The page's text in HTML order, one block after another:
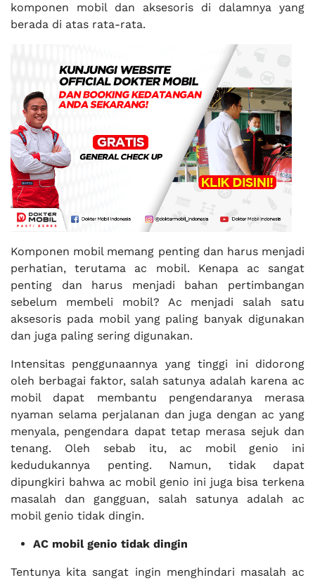
komponen mobil dan aksesoris di dalamnya yang
berada di atas rata-rata.
Komponen mobil memang penting dan harus menjadi
perhatian, terutama ac mobil. Kenapa ac sangat
penting dan harus menjadi bahan pertimbangan
sebelum membeli mobil? Ac menjadi salah satu
aksesoris pada mobil yang paling banyak digunakan
dan juga paling sering digunakan.
Intensitas penggunaannya yang tinggi ini didorong
oleh berbagai faktor, salah satunya adalah karena ac
mobil dapat membantu pengendaranya merasa
nyaman selama perjalanan dan juga dengan ac yang
menyala, pengendara dapat tetap merasa sejuk dan
tenang. Oleh sebab itu, ac mobil genio ini
kedudukannya penting. Namun, tidak dapat
dipungkiri bahwa ac mobil genio ini juga bisa terkena
masalah dan gangguan, salah satunya adalah ac
mobil genio tidak dingin.
AC mobil genio tidak dingin
Tentunya kita sangat ingin menghindari masalah ac